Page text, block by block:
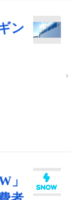
ン
」